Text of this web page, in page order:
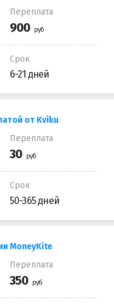
Переплата
Срок
6-21 дней
от Kviku
Переплата
Срок
50-365 дней
MoneyKite
Переплата